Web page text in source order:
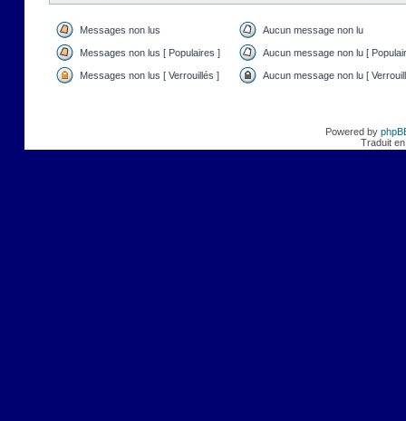
Messages non lus Aucun message non lu
Messages non lus [ Populaires ] Aucun message non lu [
Messages non lus [ Verrouillés ] Aucun message non lu [
Powered by
Traduit